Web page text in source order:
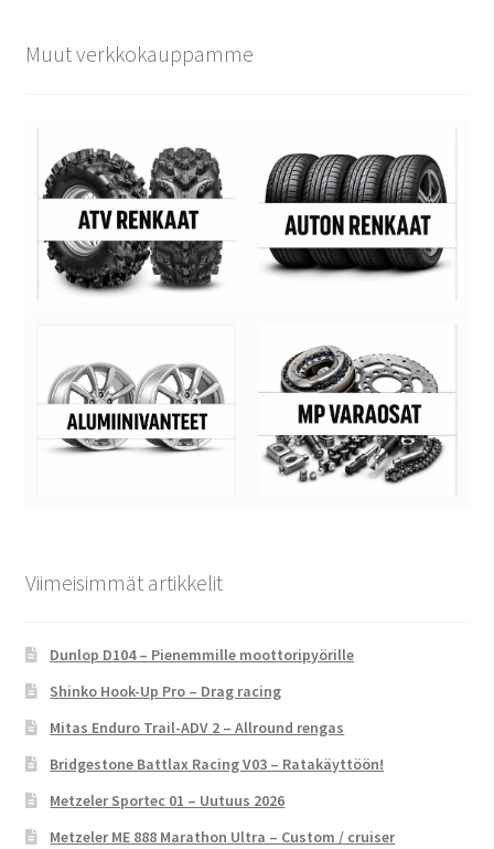
Muut verkkokauppamme
Viimeisimmät artikkelit
Dunlop D104 – Pienemmille moottoripyörille
Shinko Hook-Up Pro – Drag racing
Mitas Enduro Trail-ADV 2 – Allround rengas
Bridgestone Battlax Racing V03 – Ratakäyttöön!
Metzeler Sportec 01 – Uutuus 2026
Metzeler ME 888 Marathon Ultra – Custom / cruiser